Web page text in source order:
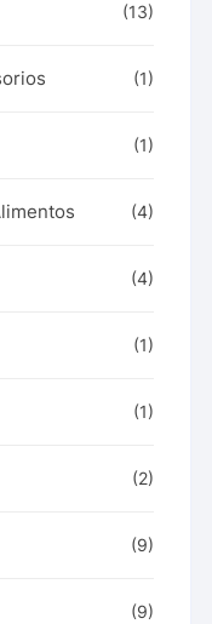
(13)
(1)
(1)
(4)
(4)
(1)
(1)
(2)
(9)
(9)